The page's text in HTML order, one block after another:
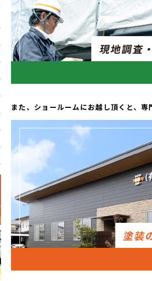
また、ショールームにお越し頂くと、専